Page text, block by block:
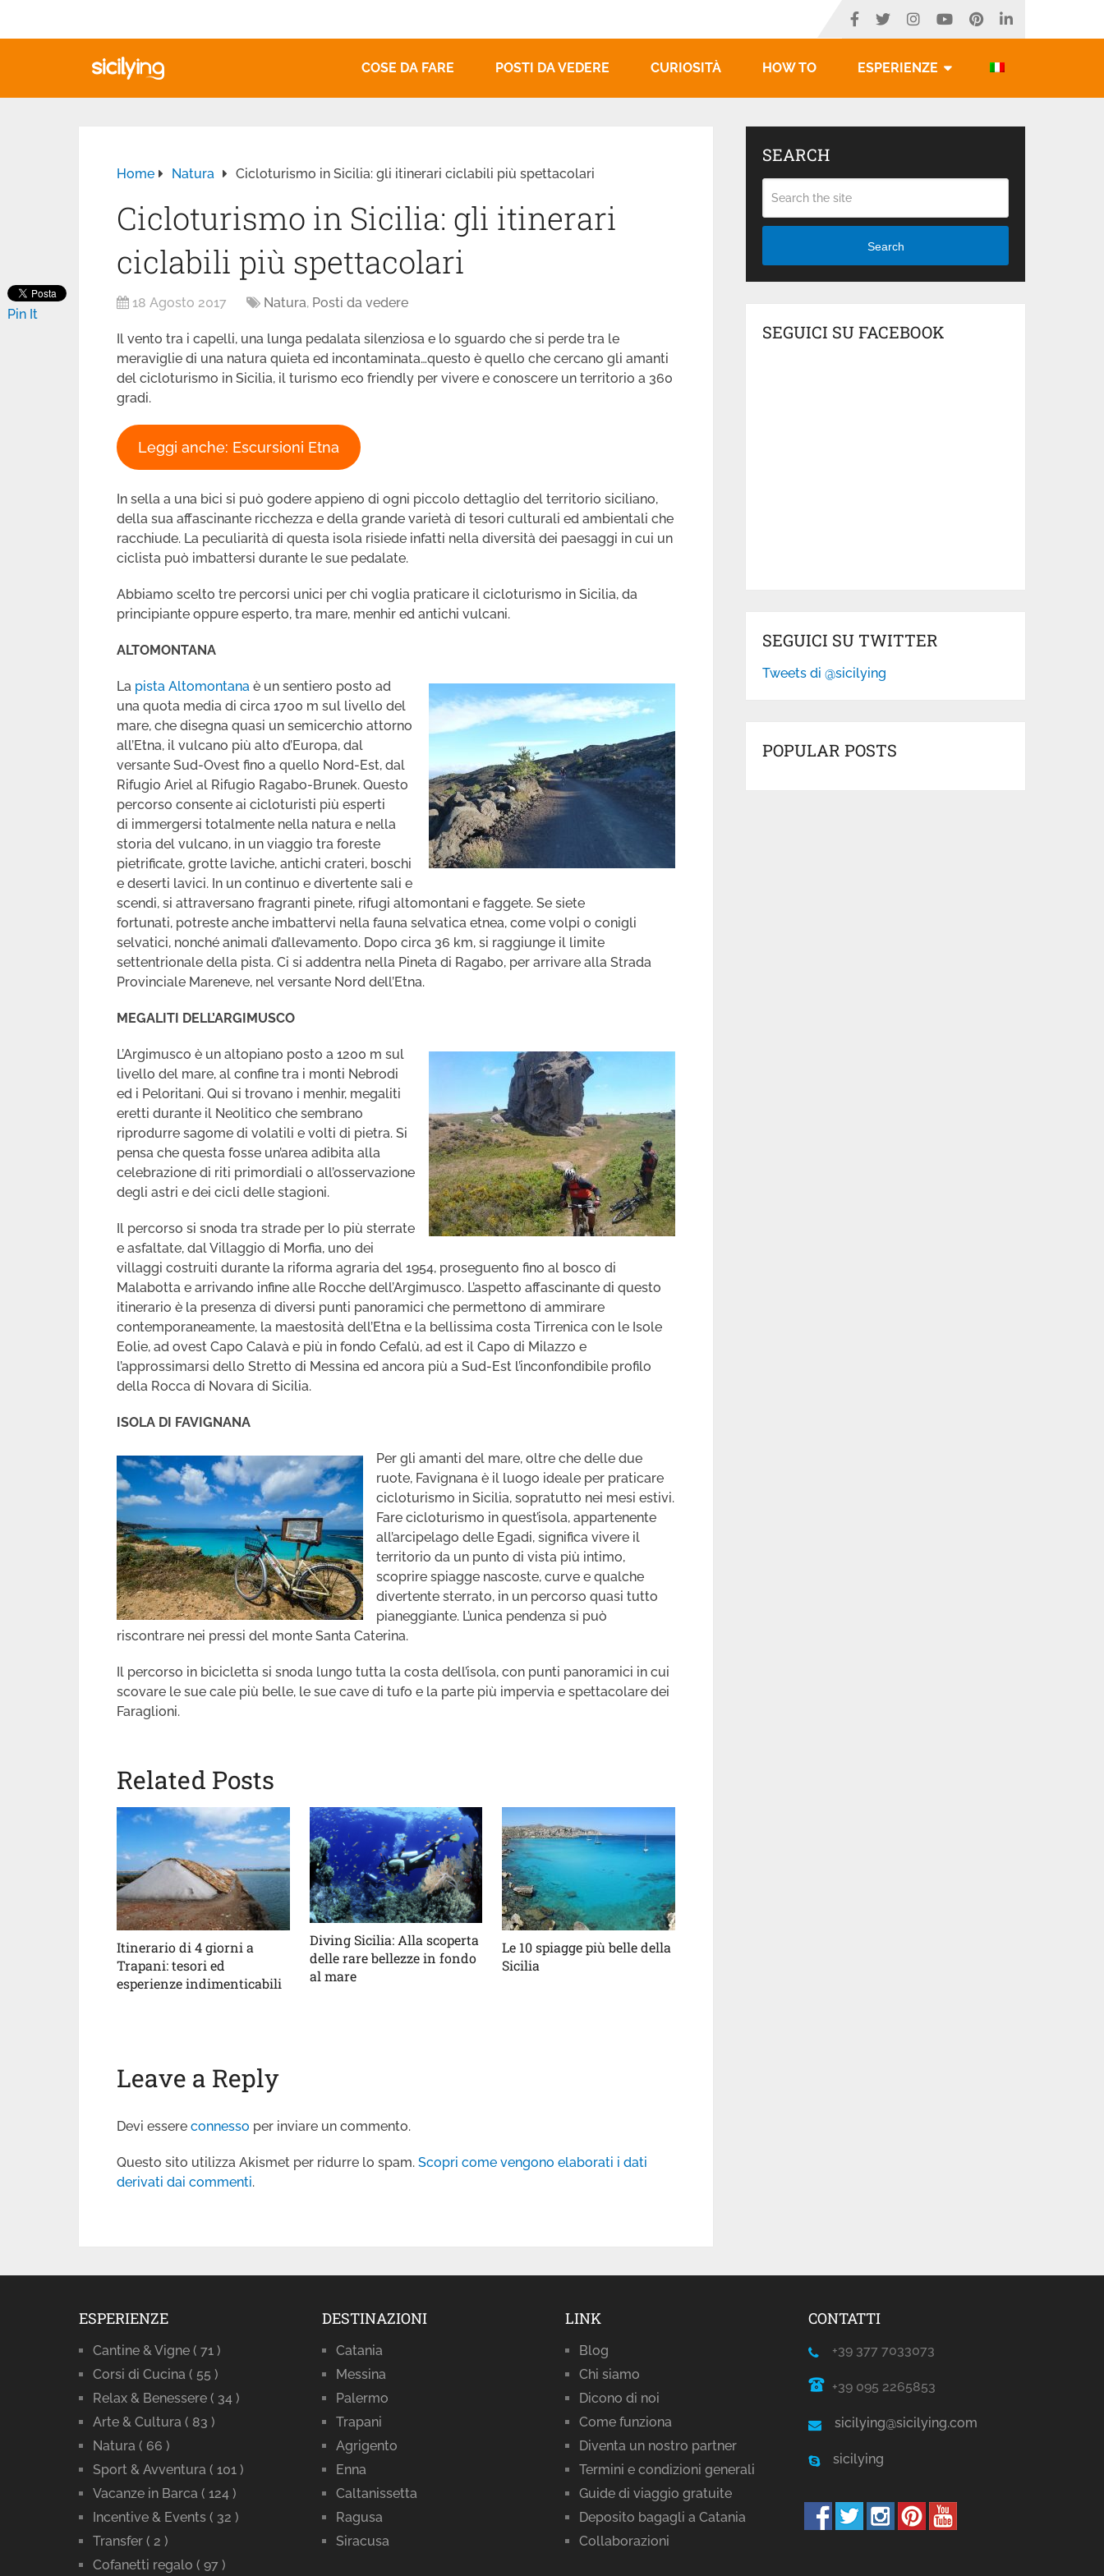
COSE DA FARE POSTI DA VEDERE CURIOSITÀ HOW TO ESPERIENZE
Home Natura Cicloturismo in Sicilia: gli itinerari ciclabili più spettacolari
Cicloturismo in Sicilia: gli itinerari
ciclabili più spettacolari
18 Agosto 2017 Natura, Posti da vedere
Il vento tra i capelli, una lunga pedalata silenziosa e lo sguardo che si perde tra le
meraviglie di una natura quieta ed incontaminata…questo è quello che cercano gli amanti
del cicloturismo in Sicilia, il turismo eco friendly per vivere e conoscere un territorio a 360
gradi.
Leggi anche: Escursioni Etna
In sella a una bici si può godere appieno di ogni piccolo dettaglio del territorio siciliano,
della sua affascinante ricchezza e della grande varietà di tesori culturali ed ambientali che
racchiude. La peculiarità di questa isola risiede infatti nella diversità dei paesaggi in cui un
ciclista può imbattersi durante le sue pedalate.
Abbiamo scelto tre percorsi unici per chi voglia praticare il cicloturismo in Sicilia, da
principiante oppure esperto, tra mare, menhir ed antichi vulcani.
ALTOMONTANA
La pista Altomontana è un sentiero posto ad
una quota media di circa 1700 m sul livello del
mare, che disegna quasi un semicerchio attorno
all’Etna, il vulcano più alto d’Europa, dal
versante Sud-Ovest fino a quello Nord-Est, dal
Rifugio Ariel al Rifugio Ragabo-Brunek. Questo
percorso consente ai cicloturisti più esperti
di immergersi totalmente nella natura e nella
storia del vulcano, in un viaggio tra foreste
pietrificate, grotte laviche, antichi crateri, boschi
e deserti lavici. In un continuo e divertente sali e
scendi, si attraversano fragranti pinete, rifugi altomontani e faggete. Se siete
fortunati, potreste anche imbattervi nella fauna selvatica etnea, come volpi o conigli
selvatici, nonché animali d’allevamento. Dopo circa 36 km, si raggiunge il limite
settentrionale della pista. Ci si addentra nella Pineta di Ragabo, per arrivare alla Strada
Provinciale Mareneve, nel versante Nord dell’Etna.
MEGALITI DELL’ARGIMUSCO
L’Argimusco è un altopiano posto a 1200 m sul
livello del mare, al confine tra i monti Nebrodi
ed i Peloritani. Qui si trovano i menhir, megaliti
eretti durante il Neolitico che sembrano
riprodurre sagome di volatili e volti di pietra. Si
pensa che questa fosse un’area adibita alla
celebrazione di riti primordiali o all’osservazione
degli astri e dei cicli delle stagioni.
Il percorso si snoda tra strade per lo più sterrate
e asfaltate, dal Villaggio di Morfia, uno dei
villaggi costruiti durante la riforma agraria del 1954, proseguento fino al bosco di
Malabotta e arrivando infine alle Rocche dell’Argimusco. L’aspetto affascinante di questo
itinerario è la presenza di diversi punti panoramici che permettono di ammirare
contemporaneamente, la maestosità dell’Etna e la bellissima costa Tirrenica con le Isole
Eolie, ad ovest Capo Calavà e più in fondo Cefalù, ad est il Capo di Milazzo e
l’approssimarsi dello Stretto di Messina ed ancora più a Sud-Est l’inconfondibile profilo
della Rocca di Novara di Sicilia.
ISOLA DI FAVIGNANA
Per gli amanti del mare, oltre che delle due
ruote, Favignana è il luogo ideale per praticare
cicloturismo in Sicilia, sopratutto nei mesi estivi.
Fare cicloturismo in quest’isola, appartenente
all’arcipelago delle Egadi, significa vivere il
territorio da un punto di vista più intimo,
scoprire spiagge nascoste, curve e qualche
divertente sterrato, in un percorso quasi tutto
pianeggiante. L’unica pendenza si può
riscontrare nei pressi del monte Santa Caterina.
Il percorso in bicicletta si snoda lungo tutta la costa dell’isola, con punti panoramici in cui
scovare le sue cale più belle, le sue cave di tufo e la parte più impervia e spettacolare dei
Faraglioni.
Pin It
Related Posts
Itinerario di 4 giorni a
Trapani: tesori ed
esperienze indimenticabili
Diving Sicilia: Alla scoperta
delle rare bellezze in fondo
al mare
Le 10 spiagge più belle della
Sicilia
Leave a Reply
Devi essere connesso per inviare un commento.
Questo sito utilizza Akismet per ridurre lo spam. Scopri come vengono elaborati i dati
derivati dai commenti.
SEARCH
Search
SEGUICI SU FACEBOOK
SEGUICI SU TWITTER
Tweets di @sicilying
POPULAR POSTS
ESPERIENZE
Cantine & Vigne ( 71 )
Corsi di Cucina ( 55 )
Relax & Benessere ( 34 )
Arte & Cultura ( 83 )
Natura ( 66 )
Sport & Avventura ( 101 )
Vacanze in Barca ( 124 )
Incentive & Events ( 32 )
Transfer ( 2 )
Cofanetti regalo ( 97 )
DESTINAZIONI
Catania
Messina
Palermo
Trapani
Agrigento
Enna
Caltanissetta
Ragusa
Siracusa
LINK
Blog
Chi siamo
Dicono di noi
Come funziona
Diventa un nostro partner
Termini e condizioni generali
Guide di viaggio gratuite
Deposito bagagli a Catania
Collaborazioni
CONTATTI
+39 377 7033073
+39 095 2265853
sicilying@sicilying.com
sicilying